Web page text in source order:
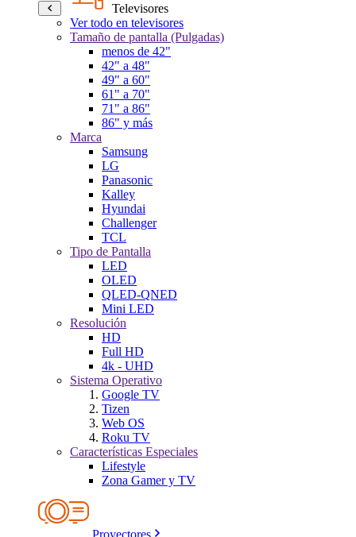
Televisores
Ver todo en televisores
Tamaño de pantalla (Pulgadas)
menos de 42"
42" a 48"
49" a 60"
61" a 70"
71" a 86"
86" y más
Marca
Samsung
LG
Panasonic
Kalley
Hyundai
Challenger
TCL
Tipo de Pantalla
LED
OLED
QLED-QNED
Mini LED
Resolución
HD
Full HD
4k - UHD
Sistema Operativo
Google TV
Tizen
Web OS
Roku TV
Características Especiales
Lifestyle
Zona Gamer y TV
Proyectores